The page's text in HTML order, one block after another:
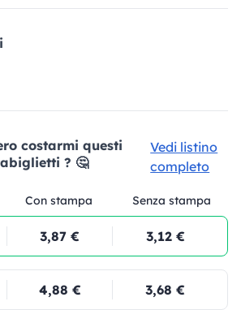
costarmi questi
? 🤔
Vedi listino
completo
Con stampa Senza stampa
3,87 € 3,12 €
4,88 € 3,68 €